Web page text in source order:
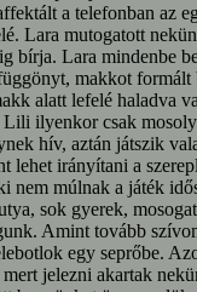
a telefonban az
Lara mutogatott
bírja. Lara mindenbe
makkot formált
alatt lefelé haladva
Lili ilyenkor csak
hív, aztán játszik
lehet irányítani a
nem múlnak a játék
sok gyerek,
Amint tovább
egy seprőbe.
mert jelezni akartak